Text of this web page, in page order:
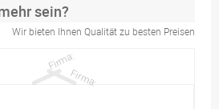
sein?
Wir bieten Ihnen Qualität zu besten Preisen